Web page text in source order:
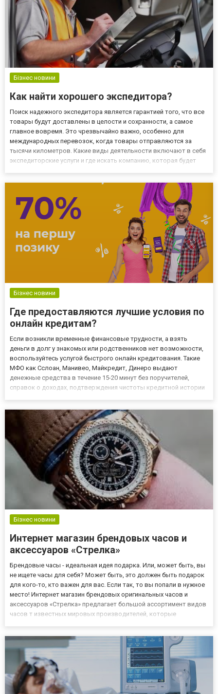
Бізнес новини
Как найти хорошего экспедитора?
Поиск надежного экспедитора является гарантией того, что все
товары будут доставлены в целости и сохранности, а самое
главное вовремя. Это чрезвычайно важно, особенно для
международных перевозок, когда товары отправляются за
тысячи километров. Какие виды деятельности включают в себя
экспедиторские услуги и где искать компанию, которая будет
Бізнес новини
Где предоставляются лучшие условия по
онлайн кредитам?
Если возникли временные финансовые трудности, а взять
деньги в долг у знакомых или родственников нет возможности,
воспользуйтесь услугой быстрого онлайн кредитования. Такие
МФО как Сслоан, Манивео, Майкредит, Динеро выдают
денежные средства в течение 15-20 минут без поручителей,
справок о доходах, подтверждения чистоты кредитной истории
возможнос...
Бізнес новини
Интернет магазин брендовых часов и
аксессуаров «Стрелка»
Брендовые часы - идеальная идея подарка. Или, может быть, вы
не ищете часы для себя? Может быть, это должен быть подарок
для кого-то, кто важен для вас. Если так, то вы попали в нужное
место! Интернет магазин брендовых оригинальных часов и
аксессуаров «Стрелка» предлагает большой ассортимент видов
часов т известных мировых производителей, которые